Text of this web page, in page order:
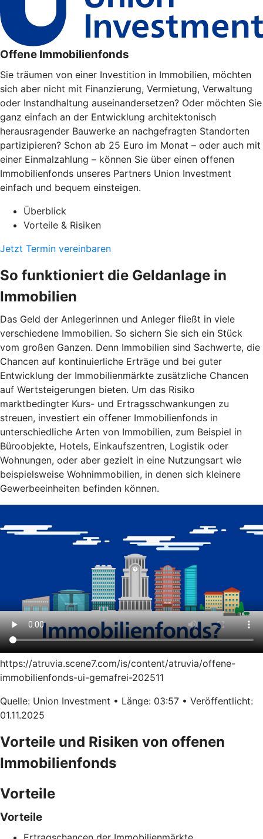
Offene Immobilienfonds
Sie träumen von einer Investition in Immobilien, möchten
sich aber nicht mit Finanzierung, Vermietung, Verwaltung
oder Instandhaltung auseinandersetzen? Oder möchten Sie
ganz einfach an der Entwicklung architektonisch
herausragender Bauwerke an nachgefragten Standorten
partizipieren? Schon ab 25 Euro im Monat – oder auch mit
einer Einmalzahlung – können Sie über einen offenen
Immobilienfonds unseres Partners Union Investment
einfach und bequem einsteigen.
Überblick
Vorteile & Risiken
Jetzt Termin vereinbaren
So funktioniert die Geldanlage in
Immobilien
Das Geld der Anlegerinnen und Anleger fließt in viele
verschiedene Immobilien. So sichern Sie sich ein Stück
vom großen Ganzen. Denn Immobilien sind Sachwerte, die
Chancen auf kontinuierliche Erträge und bei guter
Entwicklung der Immobilienmärkte zusätzliche Chancen
auf Wertsteigerungen bieten. Um das Risiko
marktbedingter Kurs- und Ertragsschwankungen zu
streuen, investiert ein offener Immobilienfonds in
unterschiedliche Arten von Immobilien, zum Beispiel in
Büroobjekte, Hotels, Einkaufszentren, Logistik oder
Wohnungen, oder aber gezielt in eine Nutzungsart wie
beispielsweise Wohnimmobilien, in denen sich kleinere
Gewerbeeinheiten befinden können.
https://atruvia.scene7.com/is/content/atruvia/offene-
immobilienfonds-ui-gemafrei-202511
Quelle: Union Investment • Länge: 03:57 • Veröffentlicht:
01.11.2025
Vorteile und Risiken von offenen
Immobilienfonds
Vorteile
Vorteile